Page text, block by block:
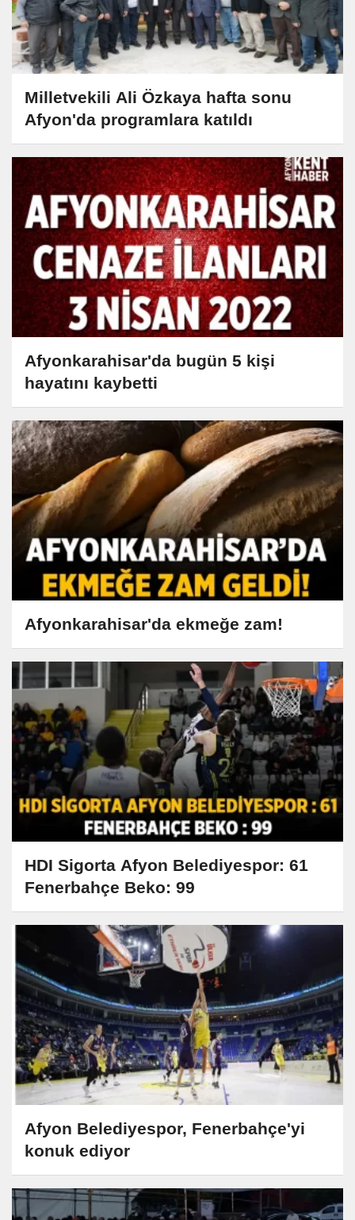
Milletvekili Ali Özkaya hafta sonu
Afyon'da programlara katıldı
Afyonkarahisar'da bugün 5 kişi
hayatını kaybetti
Afyonkarahisar'da ekmeğe zam!
HDI Sigorta Afyon Belediyespor: 61
Fenerbahçe Beko: 99
Afyon Belediyespor, Fenerbahçe'yi
konuk ediyor